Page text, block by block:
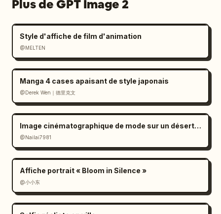
Plus de GPT Image 2
Style d'affiche de film d'animation
@MELTEN
Manga 4 cases apaisant de style japonais
@Derek Wen｜德里克文
Image cinématographique de mode sur un désert de sel à l'ambiance mélancolique
@Nailai7981
Affiche portrait « Bloom in Silence »
@小小东